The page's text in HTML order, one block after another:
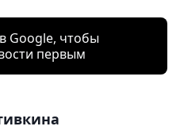
Google, чтобы
первым